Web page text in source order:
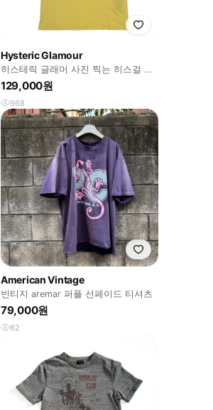
Hysteric Glamour
히스테릭 글래머 사진 찍는 히스걸 팔
문구 디테일 반팔 티셔츠
129,000원
968
American Vintage
빈티지 aremar 퍼플 선페이드 티셔츠
79,000원
62